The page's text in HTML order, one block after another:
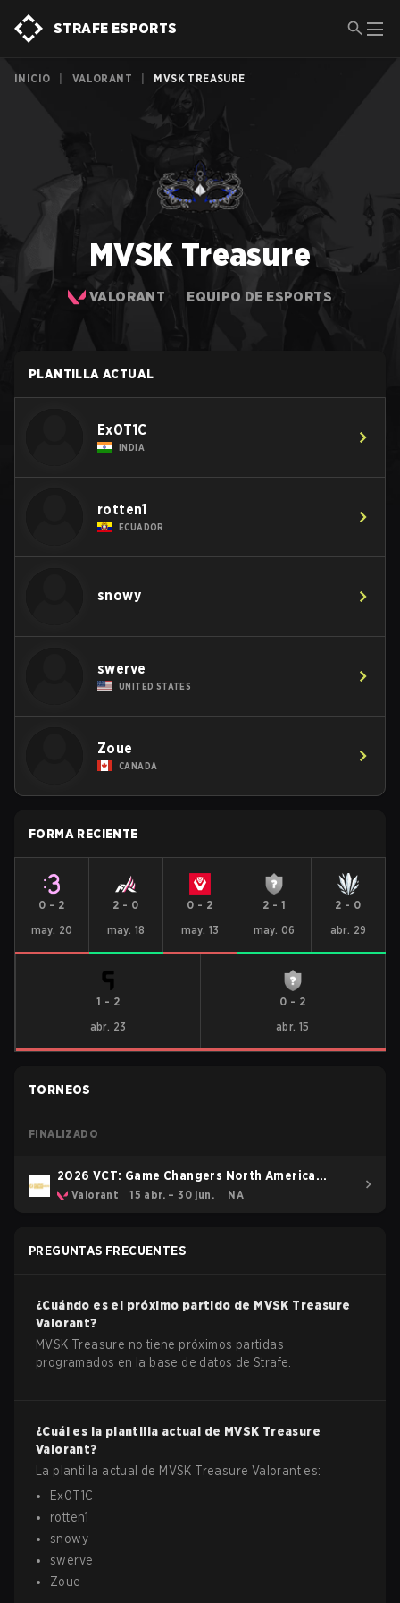
STRAFE ESPORTS
INICIO VALORANT MVSK TREASURE
MVSK Treasure
VALORANT EQUIPO DE ESPORTS
PLANTILLA ACTUAL
Ex0T1C
INDIA
rotten1
ECUADOR
snowy
swerve
UNITED STATES
Zoue
CANADA
FORMA RECIENTE
0 - 2
may. 20
2 - 0
may. 18
0 - 2
may. 13
2 - 1
may. 06
2 - 0
abr. 29
1 - 2
abr. 23
0 - 2
abr. 15
TORNEOS
FINALIZADO
2026 VCT: Game Changers North America
Stage 1
Valorant 15 abr. – 30 jun. NA
PREGUNTAS FRECUENTES
¿Cuándo es el próximo partido de MVSK Treasure
Valorant?
MVSK Treasure no tiene próximos partidas
programados en la base de datos de Strafe.
¿Cuál es la plantilla actual de MVSK Treasure
Valorant?
La plantilla actual de MVSK Treasure Valorant es:
Ex0T1C
rotten1
snowy
swerve
Zoue